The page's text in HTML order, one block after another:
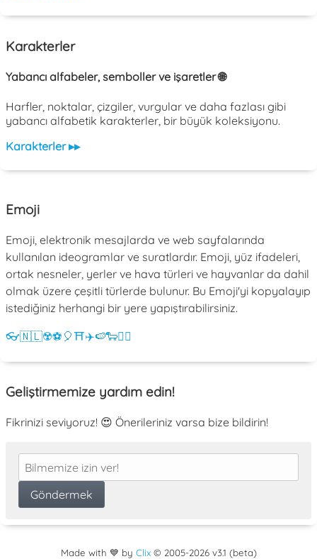
Karakterler
Yabancı alfabeler, semboller ve işaretler 🌐
Harfler, noktalar, çizgiler, vurgular ve daha fazlası gibi
yabancı alfabetik karakterler, bir büyük koleksiyonu.
Karakterler ▸▸
Emoji
Emoji, elektronik mesajlarda ve web sayfalarında
kullanılan ideogramlar ve suratlardır. Emoji, yüz ifadeleri,
ortak nesneler, yerler ve hava türleri ve hayvanlar da dahil
olmak üzere çeşitli türlerde bulunur. Bu Emoji'yi kopyalayıp
istediğiniz herhangi bir yere yapıştırabilirsiniz.
👓🇳🇱☢️⚽ 🎈⛩️✈️🍉🐑💁‍♀️
Geliştirmemize yardım edin!
Fikrinizi seviyoruz! 😍 Önerileriniz varsa bize bildirin!
Made with 💙 by Clix© 2005-2026 v3.1 (beta)